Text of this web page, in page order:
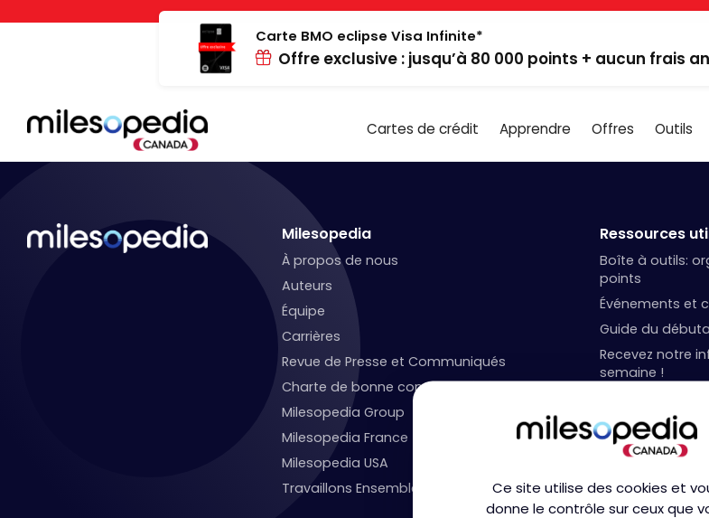
Panneau de gestion des cookies
Ce site utilise des cookies et
donne le contrôle sur ceux que
Carte BMO eclipse Visa Infinite*
Offre exclusive : jusqu’à 80 000 points + aucun frais
Cartes de crédit Apprendre Offres Outils
Milesopedia
À propos de nous
Auteurs
Équipe
Carrières
Revue de Presse et Communiqués
Charte de bonne conduite générale
Milesopedia Group
Milesopedia France
Milesopedia USA
Travaillons Ensemble!
Ressources
Boîte à outils:
points
Événements et
Guide du
Recevez notre
semaine !
Podcast
Vidéos de